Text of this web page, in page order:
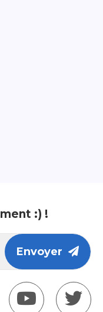
:) !
Envoyer